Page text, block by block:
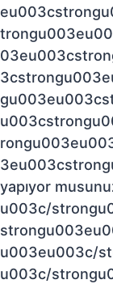
yapıyor
u003c/
u003eu003c/
u003c/